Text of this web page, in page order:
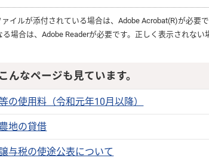
イルが添付されている場合は、 Adobe Acrobat(R)が必要で
場合は、 Adobe Readerが必要です。正しく表示されない
んなページも見ています。
の使用料（令和元年10月以降）
地の貸借
与税の使途公表について